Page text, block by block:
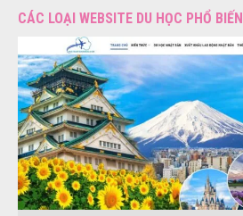
CÁC LOẠI WEBSITE DU HỌC PHỔ BIẾN